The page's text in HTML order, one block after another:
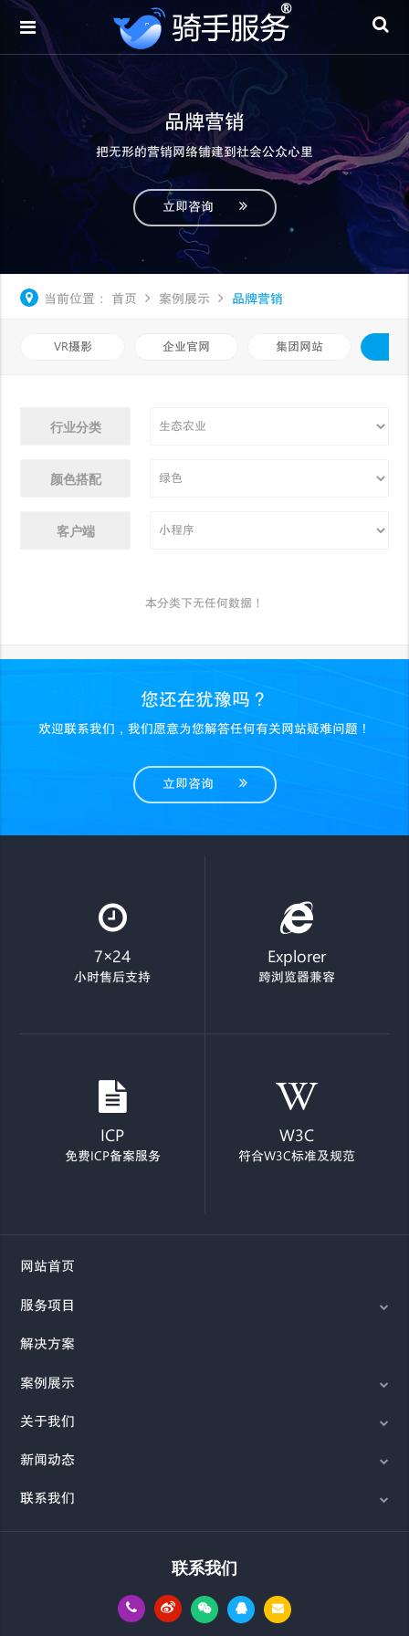
品牌营销
把无形的营销网络铺建到社会公众心里
立即咨询
当前位置： 首页 案例展示 品牌营销
VR摄影 企业官网 集团网站
行业分类
颜色搭配
客户端
本分类下无任何数据！
您还在犹豫吗？
欢迎联系我们，我们愿意为您解答任何有关网站疑难问题！
立即咨询
7×24
小时售后支持
Explorer
跨浏览器兼容
ICP
免费ICP备案服务
W3C
符合W3C标准及规范
网站首页
服务项目
解决方案
案例展示
关于我们
新闻动态
联系我们
联系我们